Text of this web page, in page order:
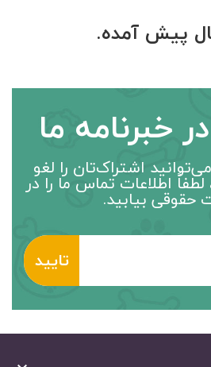
پیش آمده.
خبرنامه ما
اشتراک‌تان را لغو
لطفاً اطلاعات تماس ما را در
حقوقی بیابید.